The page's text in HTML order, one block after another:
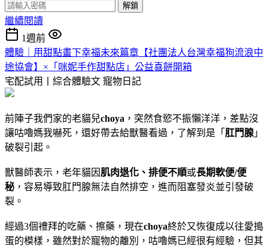
解鎖
繼續閱讀
1週前
體驗｜用甜點畫下幸福未來篇章【社團法人台灣幸福狗流浪中
途協會】×「咪妮手作甜點店」公益喜餅開箱
宅配試用丨綜合體驗文 寵物日記
前陣子我們家的老貓兒choya ，突然食慾不振懶洋洋，差點沒
讓咕嚕媽我嚇死，還好帶去給獸醫看過，了解到是「 肛門腺 」
破裂引起。
獸醫師表示，老年貓因 肌肉退化、排便不順或長期軟便/便
秘 ，容易導致肛門腺無法自然排空，進而阻塞發炎並引發破
裂。
經過3個禮拜的吃藥、擦藥，現在choya終於又恢復成以往愛搗
蛋的模樣，雖然對於寵物的離別，咕嚕媽已經很有經驗，但其